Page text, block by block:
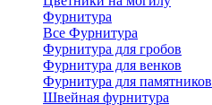
Фурнитура
Все Фурнитура
Фурнитура для гробов
Фурнитура для венков
Фурнитура для памятников
Швейная фурнитура